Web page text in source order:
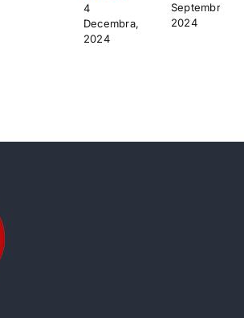
4
Decembra,
2024
Septembra,
2024